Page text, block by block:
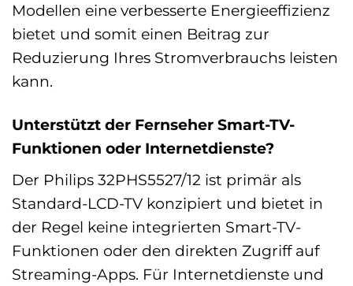
Modellen eine verbesserte Energieeffizienz
bietet und somit einen Beitrag zur
Reduzierung Ihres Stromverbrauchs leisten
kann.
Unterstützt der Fernseher Smart-TV-
Funktionen oder Internetdienste?
Der Philips 32PHS5527/12 ist primär als
Standard-LCD-TV konzipiert und bietet in
der Regel keine integrierten Smart-TV-
Funktionen oder den direkten Zugriff auf
Streaming-Apps. Für Internetdienste und